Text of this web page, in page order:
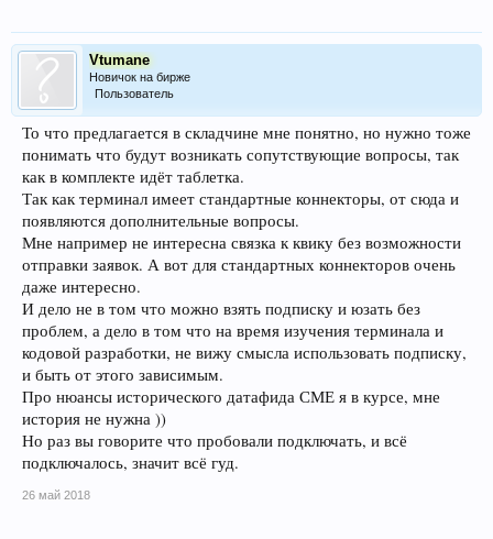
Vtumane
Новичок на бирже
Пользователь
То что предлагается в складчине мне понятно, но нужно тоже
понимать что будут возникать сопутствующие вопросы, так
как в комплекте идёт таблетка.
Так как терминал имеет стандартные коннекторы, от сюда и
появляются дополнительные вопросы.
Мне например не интересна связка к квику без возможности
отправки заявок. А вот для стандартных коннекторов очень
даже интересно.
И дело не в том что можно взять подписку и юзать без
проблем, а дело в том что на время изучения терминала и
кодовой разработки, не вижу смысла использовать подписку,
и быть от этого зависимым.
Про нюансы исторического датафида СМЕ я в курсе, мне
история не нужна ))
Но раз вы говорите что пробовали подключать, и всё
подключалось, значит всё гуд.
26 май 2018